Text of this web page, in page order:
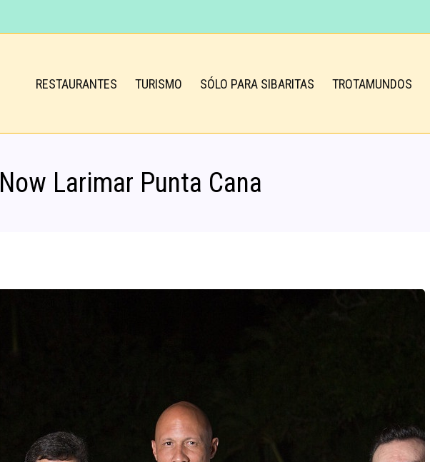
RESTAURANTES TURISMO SÓLO PARA SIBARITAS TROTAMUNDOS
Now Larimar Punta Cana